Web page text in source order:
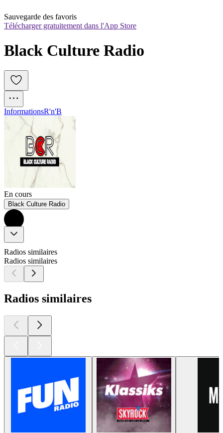
Sauvegarde des favoris
Télécharger gratuitement dans l'App Store
Black Culture Radio
InformationsR'n'B
En cours
Black Culture Radio
Radios similaires
Radios similaires
Radios similaires